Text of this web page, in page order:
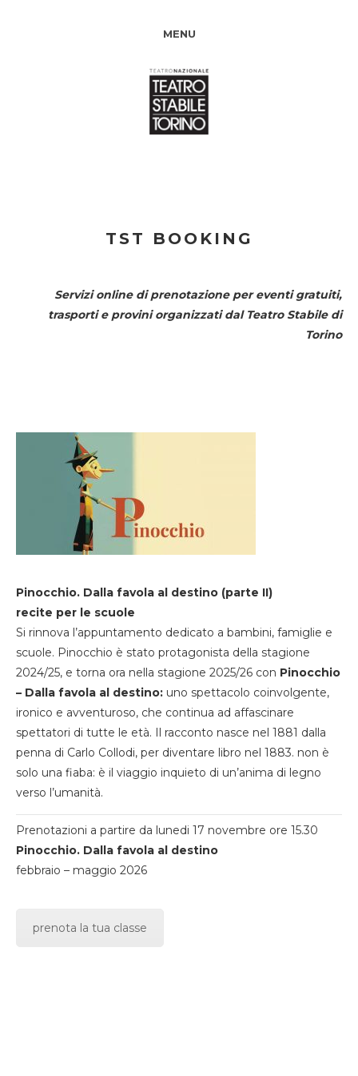
MENU
TST BOOKING
Servizi online di prenotazione per eventi gratuiti,
trasporti e provini organizzati dal Teatro Stabile di
Torino
Pinocchio. Dalla favola al destino (parte II)
recite per le scuole
Si rinnova l’appuntamento dedicato a bambini, famiglie e
scuole. Pinocchio è stato protagonista della stagione
2024/25, e torna ora nella stagione 2025/26 con Pinocchio
– Dalla favola al destino: uno spettacolo coinvolgente,
ironico e avventuroso, che continua ad affascinare
spettatori di tutte le età. Il racconto nasce nel 1881 dalla
penna di Carlo Collodi, per diventare libro nel 1883. non è
solo una fiaba: è il viaggio inquieto di un’anima di legno
verso l’umanità.
Prenotazioni a partire da lunedi 17 novembre ore 15.30
Pinocchio. Dalla favola al destino
febbraio – maggio 2026
prenota la tua classe